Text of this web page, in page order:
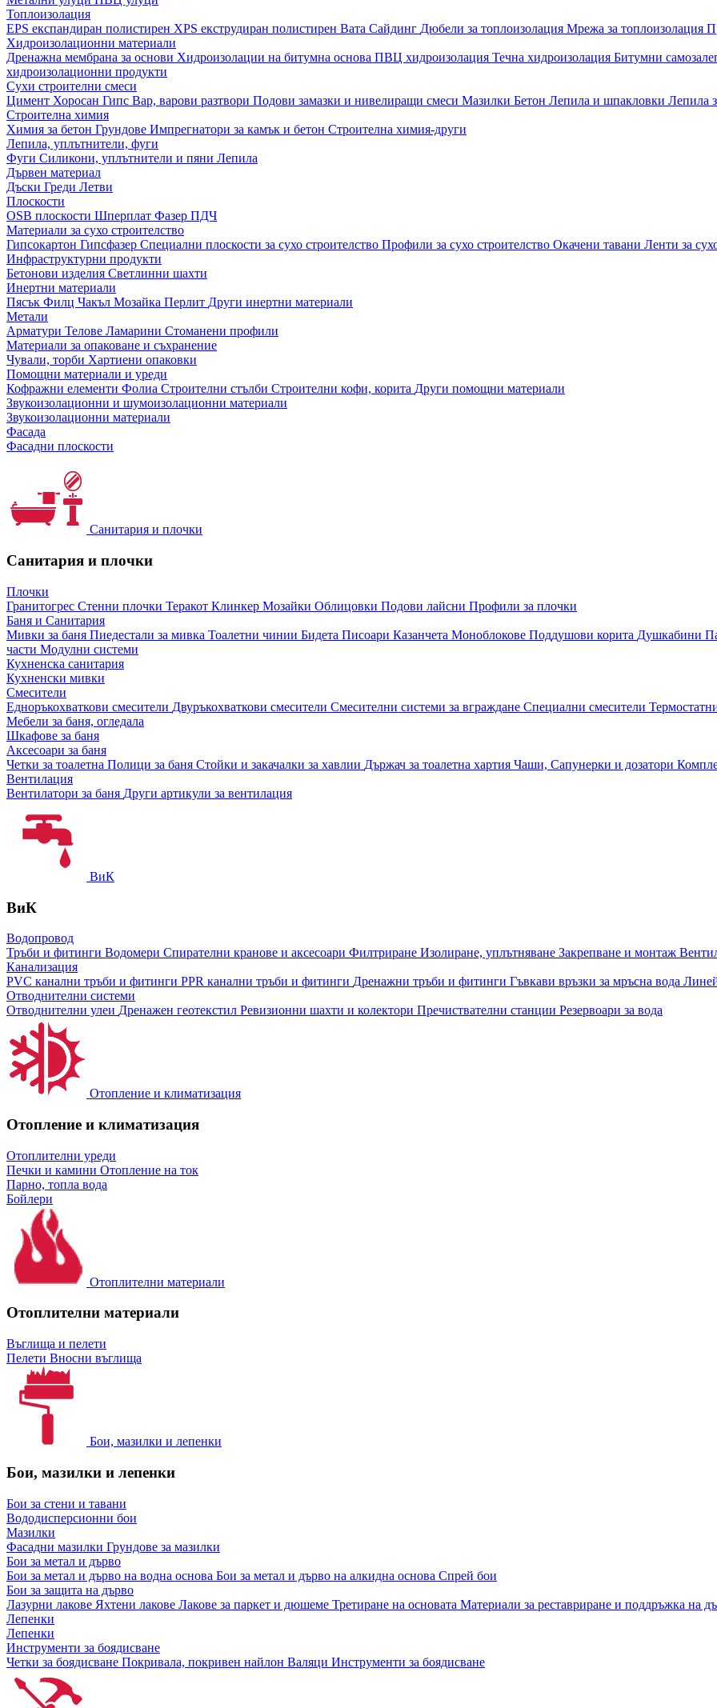
Топлоизолация
EPS експандиран полистирен XPS екструдиран полистирен Вата Сайдинг Дюбели за топлоизолация Мрежа за топлоизолация
Хидроизолационни материали
Дренажна мембрана за основи Хидроизолации на битумна основа ПВЦ хидроизолация Течна хидроизолация Битумни
хидроизолационни продукти
Сухи строителни смеси
Цимент Хоросан Гипс Вар, варови разтвори Подови замазки и нивелиращи смеси Мазилки Бетон Лепила и шпакловки Лепила
Строителна химия
Химия за бетон Грундове Импрегнатори за камък и бетон Строителна химия-други
Лепила, уплътнители, фуги
Фуги Силикони, уплътнители и пяни Лепила
Дървен материал
Дъски Греди Летви
Плоскости
OSB плоскости Шперплат Фазер ПДЧ
Материали за сухо строителство
Гипсокартон Гипсфазер Специални плоскости за сухо строителство Профили за сухо строителство Окачени тавани Ленти за
Инфраструктурни продукти
Бетонови изделия Светлинни шахти
Инертни материали
Пясък Филц Чакъл Мозайкa Перлит Други инертни материали
Метали
Арматури Телове Ламарини Стоманени профили
Материали за опаковане и съхранение
Чували, торби Хартиени опаковки
Помощни материали и уреди
Кофражни елементи Фолиа Строителни стълби Строителни кофи, корита Други помощни материали
Звукоизолационни и шумоизолационни материали
Звукоизолационни материали
Фасада
Фасадни плоскости
Санитария и плочки
Санитария и плочки
Плочки
Гранитогрес Стенни плочки Теракот Клинкер Мозайки Облицовки Подови лайсни Профили за плочки
Баня и Санитария
Мивки за баня Пиедестали за мивка Тоалетни чинии Бидета Писоари Казанчета Моноблокове Поддушови корита Душкабини
части Модулни системи
Кухненска санитария
Кухненски мивки
Смесители
Едноръкохваткови смесители Двуръкохваткови смесители Смесителни системи за вграждане Специални смесители
Мебели за баня, огледала
Шкафове за баня
Аксесоари за баня
Четки за тоалетна Полици за баня Стойки и закачалки за хавлии Държач за тоалетна хартия Чаши, Сапунерки и дозатори
Вентилация
Вентилатори за баня Други артикули за вентилация
ВиК
ВиК
Водопровод
Тръби и фитинги Водомери Спирателни кранове и аксесоари Филтриране Изолиране, уплътняване Закрепване и монтаж
Канализация
PVC канални тръби и фитинги PPR канални тръби и фитинги Дренажни тръби и фитинги Гъвкави връзки за мръсна вода
Отводнителни системи
Отводнителни улеи Дренажен геотекстил Ревизионни шахти и колектори Пречиствателни станции Резервоари за вода
Отопление и климатизация
Отопление и климатизация
Отоплителни уреди
Печки и камини Отопление на ток
Парно, топла вода
Бойлери
Отоплителни материали
Отоплителни материали
Въглища и пелети
Пелети Вносни въглища
Бои, мазилки и лепенки
Бои, мазилки и лепенки
Бои за стени и тавани
Вододисперсионни бои
Мазилки
Фасадни мазилки Грундове за мазилки
Бои за метал и дърво
Бои за метал и дърво на водна основа Бои за метал и дърво на алкидна основа Спрей бои
Бои за защита на дърво
Лазурни лакове Яхтени лакове Лакове за паркет и дюшеме Третиране на основата Материали за реставриране и поддръжка на
Лепенки
Лепенки
Инструменти за боядисване
Четки за боядисване Покривала, покривен найлон Валяци Инструменти за боядисване